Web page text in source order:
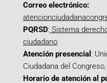
Correo electrónico:
PQRSD: Sistema
ciudadano
Atención presencial :
Ciudadana del
Horario de atención al